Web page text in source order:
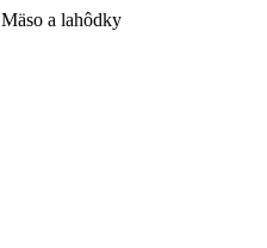
Mäso a lahôdky